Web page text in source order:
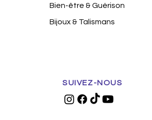
Bien-être & Guérison
Bijoux & Talismans
SUIVEZ-NOUS